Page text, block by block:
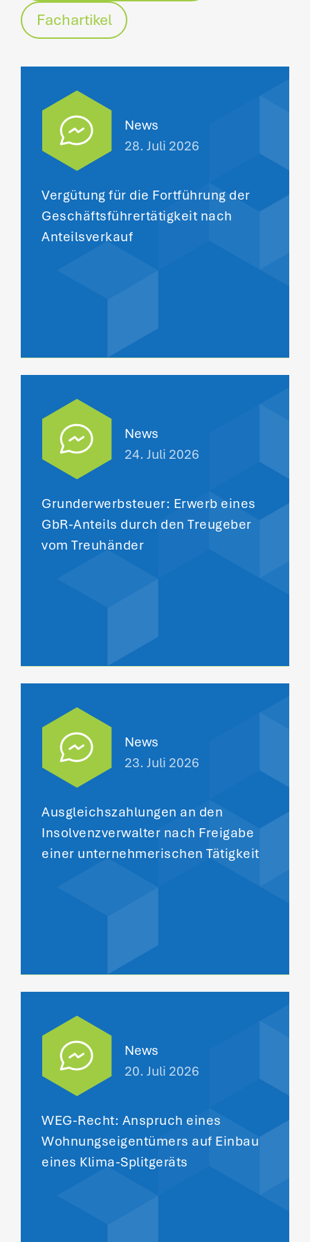
Fachartikel
News
28. Juli 2026
Vergütung für die Fortführung der
Geschäftsführertätigkeit nach
Anteilsverkauf
News
24. Juli 2026
Grunderwerbsteuer: Erwerb eines
GbR-Anteils durch den Treugeber
vom Treuhänder
News
23. Juli 2026
Ausgleichszahlungen an den
Insolvenzverwalter nach Freigabe
einer unternehmerischen Tätigkeit
News
20. Juli 2026
WEG-Recht: Anspruch eines
Wohnungseigentümers auf Einbau
eines Klima-Splitgeräts